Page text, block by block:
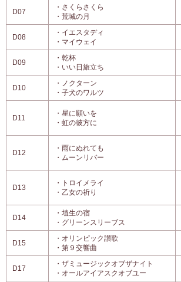
D07
・さくらさくら
・荒城の月
D08
・イエスタディ
・マイウェイ
D09
・乾杯
・いい日旅立ち
D10
・ノクターン
・子犬のワルツ
D11
・星に願いを
・虹の彼方に
D12
・雨にぬれても
・ムーンリバー
D13
・トロイメライ
・乙女の祈り
D14
・埴生の宿
・グリーンスリーブス
D15
・オリンピック讃歌
・第９交響曲
D17
・ザミュージックオブザナイト
・オールアイアスクオブユー